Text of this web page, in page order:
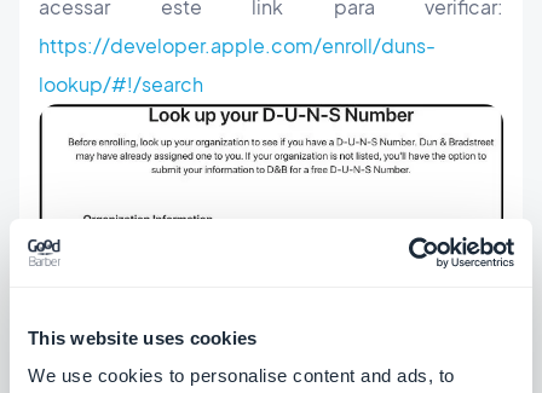
This website uses cookies
We use cookies to personalise content and ads, to
acessar este link para verificar:
https://developer.apple.com/enroll/duns-
lookup/#!/search